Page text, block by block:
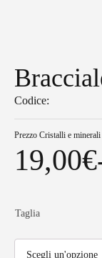
Codice:
Prezzo Cristalli e
19,00€
Fascia
di
Taglia